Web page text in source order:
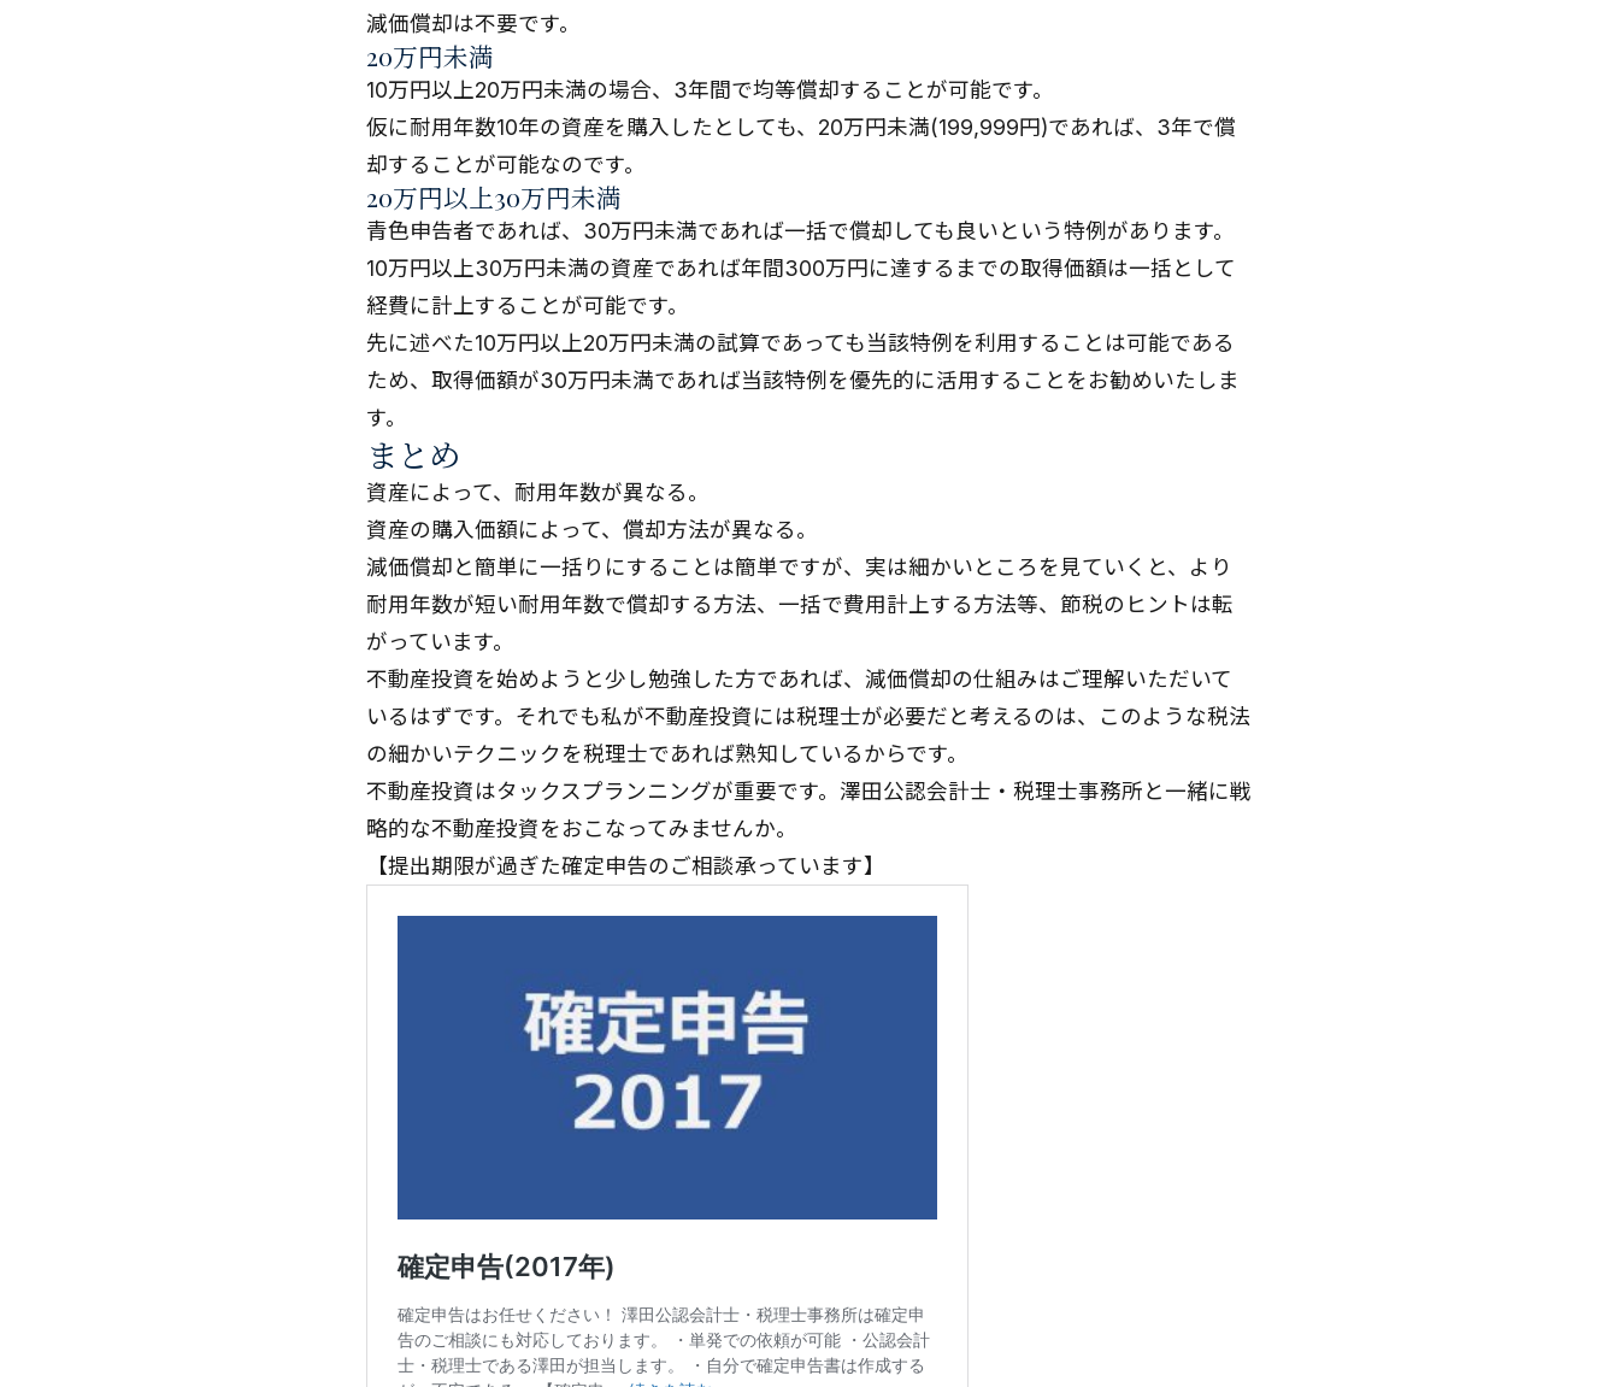
減価償却は不要です。
20万円未満
10万円以上20万円未満の場合、3年間で均等償却することが可能です。
仮に耐用年数10年の資産を購入したとしても、20万円未満(199,999円)であれば、3年で償
却することが可能なのです。
20万円以上30万円未満
青色申告者であれば、30万円未満であれば一括で償却しても良いという特例があります。
10万円以上30万円未満の資産であれば年間300万円に達するまでの取得価額は一括として
経費に計上することが可能です。
先に述べた10万円以上20万円未満の試算であっても当該特例を利用することは可能である
ため、取得価額が30万円未満であれば当該特例を優先的に活用することをお勧めいたしま
す。
まとめ
資産によって、耐用年数が異なる。
資産の購入価額によって、償却方法が異なる。
減価償却と簡単に一括りにすることは簡単ですが、実は細かいところを見ていくと、より
耐用年数が短い耐用年数で償却する方法、一括で費用計上する方法等、節税のヒントは転
がっています。
不動産投資を始めようと少し勉強した方であれば、減価償却の仕組みはご理解いただいて
いるはずです。それでも私が不動産投資には税理士が必要だと考えるのは、このような税法
の細かいテクニックを税理士であれば熟知しているからです。
不動産投資はタックスプランニングが重要です。澤田公認会計士・税理士事務所と一緒に戦
略的な不動産投資をおこなってみませんか。
【提出期限が過ぎた確定申告のご相談承っています】